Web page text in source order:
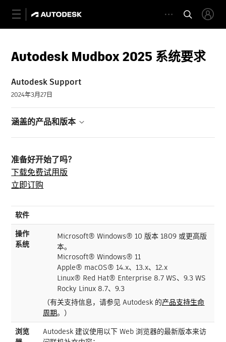
Autodesk Mudbox 2025 系统要求
Autodesk Support
2024年3月27日
涵盖的产品和版本
准备好开始了吗？
下载免费试用版
立即订购
软件
操作
系统
Microsoft® Windows® 10 版本 1809 或更高版
本。
Microsoft® Windows® 11
Apple® macOS® 14.x、13.x、12.x
Linux® Red Hat® Enterprise 8.7 WS、9.3 WS
Rocky Linux 8.7、9.3
（有关支持信息，请参见 Autodesk 的产品支持生命
周期。）
浏览
Autodesk 建议使用以下 Web 浏览器的最新版本来访